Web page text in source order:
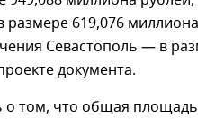
619,076 миллиона
Севастополь — в
документа.
о том, что общая площадь